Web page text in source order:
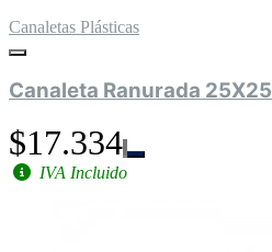
Canaletas Plásticas
Canaleta Ranurada 25X25
$17.334
IVA Incluido